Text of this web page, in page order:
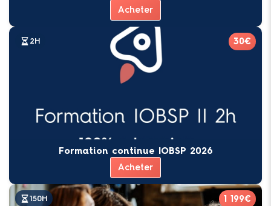
Acheter
2H 30€
Formation continue IOBSP 2026
Acheter
150H 1 199€